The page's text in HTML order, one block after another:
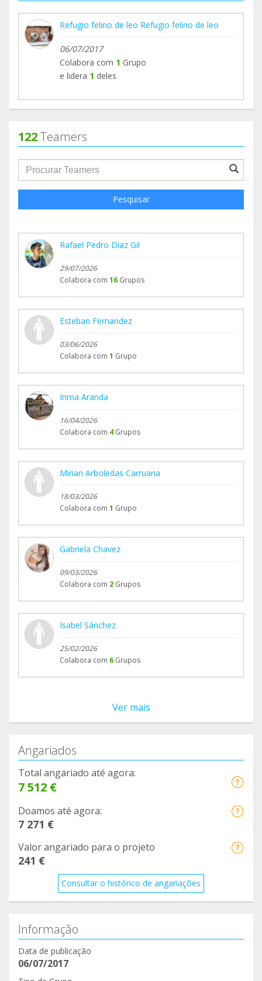
Refugio felino de leo Refugio felino de leo
06/07/2017
Colabora com 1 Grupo
e lidera 1 deles
122Teamers
groupProfile.searchForm.search.text???
Pesquisar
Rafael Pedro Diaz Gil
29/07/2026
Colabora com 16 Grupos
Esteban Fernandez
03/06/2026
Colabora com 1 Grupo
Inma Aranda
16/04/2026
Colabora com 4 Grupos
Mirian Arboledas Carruana
18/03/2026
Colabora com 1 Grupo
Gabriela Chavez
09/03/2026
Colabora com 2 Grupos
Isabel Sánchez
25/02/2026
Colabora com 6 Grupos
Ver mais
Angariados
Total angariado até agora:
7 512 €
Doamos até agora:
7 271 €
Valor angariado para o projeto
241 €
Consultar o histórico de angariações
Informação
Data de publicação
06/07/2017